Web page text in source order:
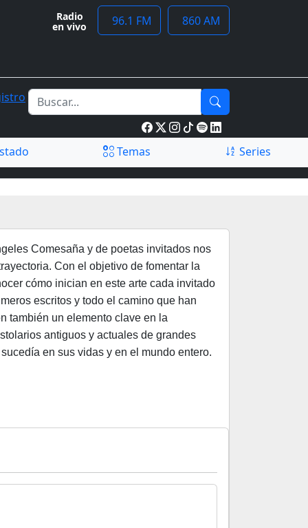
Radio
en vivo 96.1 FM 860 AM
Temas Series
Comesaña y de poetas invitados nos
Con el objetivo de fomentar la
cómo inician en este arte cada invitado
escritos y todo el camino que han
también un elemento clave en la
antiguos y actuales de grandes
en sus vidas y en el mundo entero.